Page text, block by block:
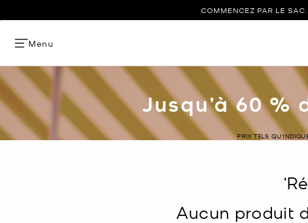
COMMENCEZ PAR LE
Menu
Jusqu’à 60
PRIX TELS
Aucun produit